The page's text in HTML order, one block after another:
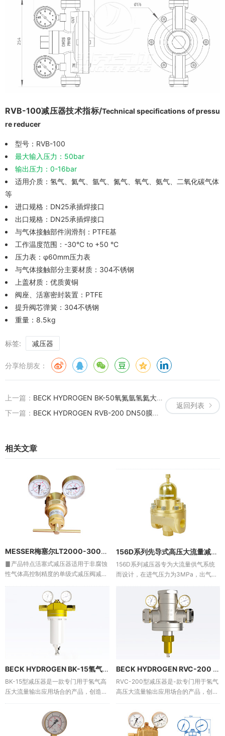
RVB-100减压器技术指标/Technical specifications of pressu
re reducer
型号：RVB-100
最大输入压力：50bar
输出压力：0-16bar
适用介质：氢气、氦气、氩气、氮气、氧气、氨气、二氧化碳气体
等
进口规格：DN25承插焊接口
出口规格：DN25承插焊接口
与气体接触部件润滑剂：PTFE基
工作温度范围：-30°C to +50 °C
压力表：φ60mm压力表
与气体接触部分主要材质：304不锈钢
上盖材质：优质黄铜
阀座、活塞密封装置：PTFE
提升阀芯弹簧：304不锈钢
重量：8.5kg
标签: 减压器
分享给朋友：
返回列表
上一篇： BECK HYDROGEN BK-50氧氮氩氢氦大流量活塞式减压阀
下一篇： BECK HYDROGEN RVB-200 DN50膜片式二级减压阀
相关文章
MESSER梅塞尔LT2000-300-200活塞式氢气减压阀
▊产品特点活塞式减压器适用于非腐蚀
性气体高控制精度的单级式减压阀减压
集成泄压阀（当进气口压力大于40Bar
时）符合DIN EN 562标准的安全压力
表紧凑型设计▊...
156D系列先导式高压大流量减压器
156D系列减压器专为大流量供气系统
而设计，在进气压力为3MPa，出气压
时，压降仅为0.17 MPa。在输出压力
较高时，不仅可以实现轻松调压，且可
有效避免普...
BECK HYDROGEN BK-15氢气大流量减压器阀门
BK-15型减压器是一款专门用于氢气高
压大流量输出应用场合的产品，创造性
动压中惯性冲击进行了过滤，使输出压
力保持到一个稳定的静态压力，所以该
减压器的压力特性曲线和流量...
BECK HYDROGEN RVC-200 DN50膜片式中压减压阀
RVC-200型减压器是-款专门用于氢气
高压大流量输出应用场合的产品，创造
的动压中惯性冲击进行了过滤，使输出
压力保持到一个稳定的静态压力，所以
该减压器的压力特性曲线和...